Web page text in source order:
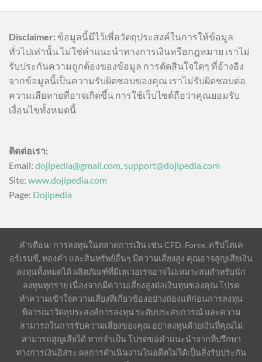
Disclaimer: ข้อมูลนี้มีไว้เพื่อวัตถุประสงค์ในการให้ข้อมูล
ทั่วไปเท่านั้น ไม่ใช่คำแนะนำทางการเงินหรือกฎหมาย เราไม่
รับประกันความถูกต้องของข้อมูล การตัดสินใจใดๆ ที่อ้างอิง
จากข้อมูลนี้เป็นความรับผิดชอบของคุณ เราไม่รับผิดชอบต่อ
ความเสียหายที่อาจเกิดขึ้น การใช้เว็บไซต์ถือว่าคุณยอมรับ
เงื่อนไขทั้งหมดนี้
ติดต่อเรา:
Email: dojipedia@gmail.com,support@dojipedia.com
Site: www.dojipedia.com
Page: Dojipedia
คำเตือน: การลงทุนในตลาดการเงิน เช่น CFD, Forex, คริปโตเค
อร์เรนซี, ทองคำ และสินทรัพย์อื่นๆ มีความเสี่ยงสูง คุณอาจสูญเสียเงิน
ลงทุนทั้งหมดได้ ผลิตภัณฑ์ที่มีเลเวอเรจอาจไม่เหมาะสมสำหรับนัก
ลงทุนทุกราย เนื่องจากมีความเสี่ยงสูงต่อเงินทุนของคุณ โปรด
ทำความเข้าใจความเสี่ยงที่เกี่ยวข้องอย่างถ่องแท้ก่อนการลงทุน
พิจารณาวัตถุประสงค์การลงทุน ระดับประสบการณ์ และความ
สามารถในการรับความเสี่ยงของคุณ อย่าลงทุนด้วยเงินที่คุณไม่
สามารถสูญเสียได้ หากจำเป็น โปรดขอคำแนะนำจากที่ปรึกษา
ทางการเงินอิสระ ผลการดำเนินงานในอดีตไม่ได้เป็นสิ่งรับประกัน